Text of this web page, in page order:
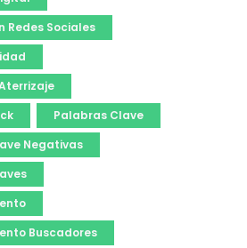
Redes Sociales
Palabras Clave
Negativas
Buscadores